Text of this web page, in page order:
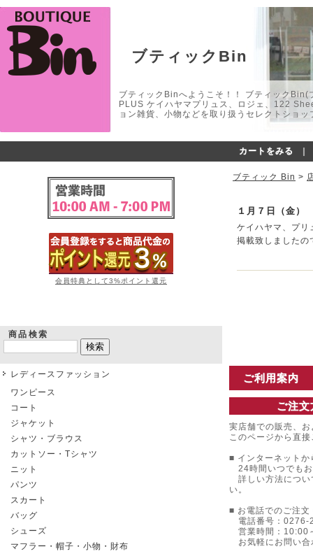
ブティックBin
ブティックBinへようこそ！！ ブティック
PLUS ケイハヤマプリュス、ロジェ、122
ョン雑貨、小物などを取り扱うセレクトショ
カートをみる
会員特典として3%ポイント還元
商品検索
レディースファッション
ワンピース
コート
ジャケット
シャツ・ブラウス
カットソー・Tシャツ
ニット
パンツ
スカート
バッグ
シューズ
マフラー・帽子・小物・財布
ブティック Bin >
１月７日（金）
ケイハヤマ、プリ
掲載致しましたの
ご利用案内
ご注
実店舗での販売、
このページから直
■ インターネットか
24時間いつでも
詳しい方法につい
い。
■ お電話でのご注文
電話番号：0276-
営業時間：10:00
お気軽にお問い合